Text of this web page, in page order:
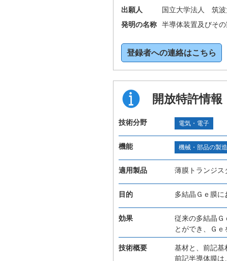
出願人
国立大学法人 筑波
発明の名称
半導体装置及びそ
登録者への連絡はこちら
開放特許情報
技術分野 電気・電子
機能 機械・部品の製造
適用製品 薄膜トランジス
目的 多結晶Ｇｅ膜に
効果
従来の多結晶Ｇ
とができ、Ｇｅ
技術概要
基材と、前記基
前記半導体膜は